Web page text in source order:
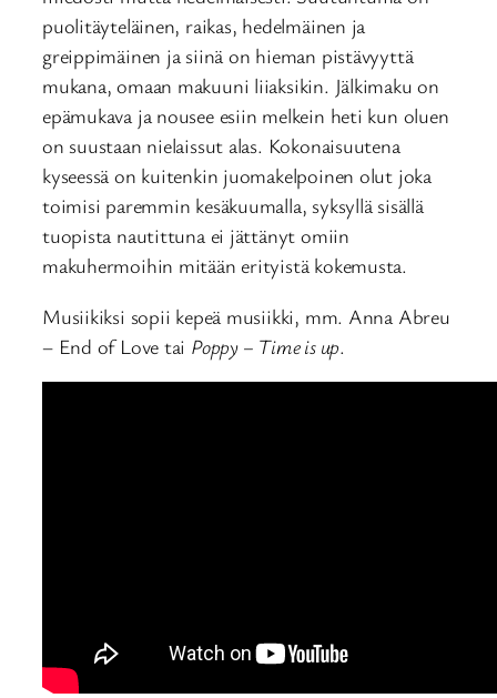
puolitäyteläinen, raikas, hedelmäinen ja
greippimäinen ja siinä on hieman pistävyyttä
mukana, omaan makuuni liiaksikin. Jälkimaku on
epämukava ja nousee esiin melkein heti kun oluen
on suustaan nielaissut alas. Kokonaisuutena
kyseessä on kuitenkin juomakelpoinen olut joka
toimisi paremmin kesäkuumalla, syksyllä sisällä
tuopista nautittuna ei jättänyt omiin
makuhermoihin mitään erityistä kokemusta.
Musiikiksi sopii kepeä musiikki, mm. Anna Abreu
– End of Love tai Poppy – Time is up.